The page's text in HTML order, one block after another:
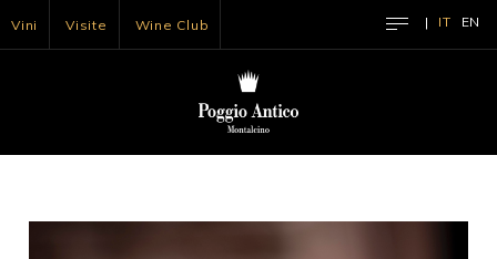
Vini Visite Wine Club | IT EN